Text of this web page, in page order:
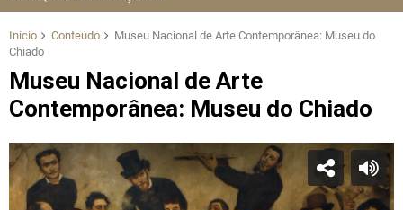
Início Conteúdo
Museu Nacional de Arte Contemporânea: Museu do
Chiado
Museu Nacional de Arte
Contemporânea: Museu do Chiado